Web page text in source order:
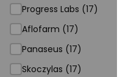
Progress Labs (17)
Aflofarm (17)
Panaseus (17)
Skoczylas (17)